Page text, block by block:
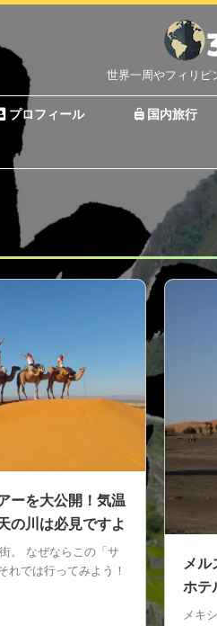
世界一周やフィリピ
プロフィール 国内旅行
ーを大公開！気温
の川は必見ですよ
。 なぜならこの「サ
れでは行ってみよう！
メル
ホテ
メキ